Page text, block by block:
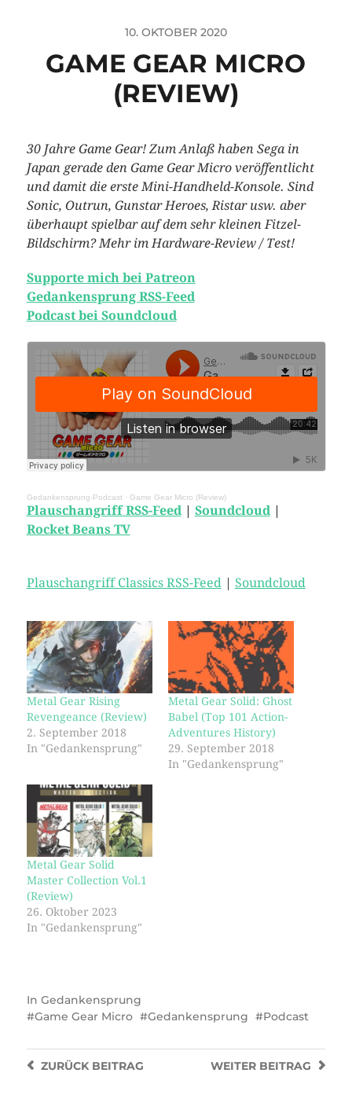
10. OKTOBER 2020
GAME GEAR MICRO
(REVIEW)
30 Jahre Game Gear! Zum Anlaß haben Sega in
Japan gerade den Game Gear Micro veröffentlicht
und damit die erste Mini-Handheld-Konsole. Sind
Sonic, Outrun, Gunstar Heroes, Ristar usw. aber
überhaupt spielbar auf dem sehr kleinen Fitzel-
Bildschirm? Mehr im Hardware-Review / Test!
Supporte mich bei Patreon
Gedankensprung RSS-Feed
Podcast bei Soundcloud
Gedankensprung-Podcast· Game Gear Micro (Review)
Plauschangriff RSS-Feed| Soundcloud|
Rocket Beans TV
Plauschangriff Classics RSS-Feed| Soundcloud
Metal Gear Rising
Revengeance (Review)
2. September 2018
In "Gedankensprung"
Metal Gear Solid: Ghost
Babel (Top 101 Action-
Adventures History)
29. September 2018
In "Gedankensprung"
Metal Gear Solid
Master Collection Vol.1
(Review)
26. Oktober 2023
In "Gedankensprung"
In Gedankensprung
Game Gear Micro
Gedankensprung Podcast
WEITER BEITRAG
ZURÜCKBEITRAG